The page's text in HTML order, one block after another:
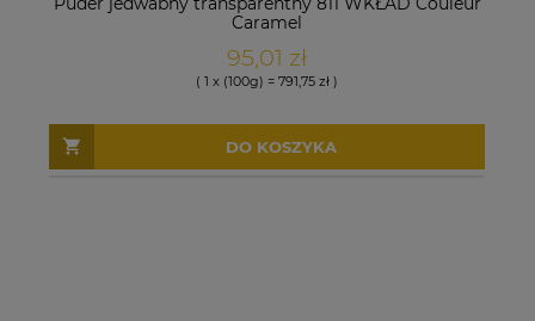
Caramel
95,01 zł
( 1 x (100g) = 791,75 zł )
DO KOSZYKA